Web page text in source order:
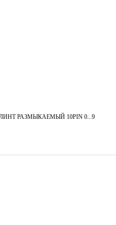
РАЗМЫКАЕМЫЙ 10PIN 0...9